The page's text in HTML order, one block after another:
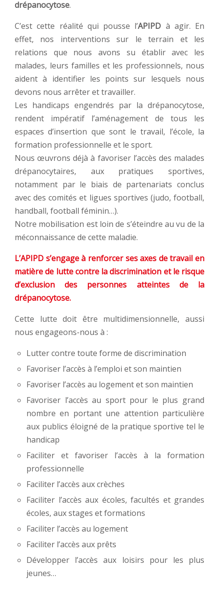
drépanocytose.
C’est cette réalité qui pousse l’APIPD à agir. En
effet, nos interventions sur le terrain et les
relations que nous avons su établir avec les
malades, leurs familles et les professionnels, nous
aident à identifier les points sur lesquels nous
devons nous arrêter et travailler.
Les handicaps engendrés par la drépanocytose,
rendent impératif l’aménagement de tous les
espaces d’insertion que sont le travail, l’école, la
formation professionnelle et le sport.
Nous œuvrons déjà à favoriser l’accès des malades
drépanocytaires, aux pratiques sportives,
notamment par le biais de partenariats conclus
avec des comités et ligues sportives (judo, football,
handball, football féminin…).
Notre mobilisation est loin de s’éteindre au vu de la
méconnaissance de cette maladie.
L’APIPD s’engage à renforcer ses axes de travail en
matière de lutte contre la discrimination et le risque
d’exclusion des personnes atteintes de la
drépanocytose.
Cette lutte doit être multidimensionnelle, aussi
nous engageons-nous à :
Lutter contre toute forme de discrimination
Favoriser l’accès à l’emploi et son maintien
Favoriser l’accès au logement et son maintien
Favoriser l’accès au sport pour le plus grand
nombre en portant une attention particulière
aux publics éloigné de la pratique sportive tel le
handicap
Faciliter et favoriser l’accès à la formation
professionnelle
Faciliter l’accès aux crèches
Faciliter l’accès aux écoles, facultés et grandes
écoles, aux stages et formations
Faciliter l’accès au logement
Faciliter l’accès aux prêts
Développer l’accès aux loisirs pour les plus
jeunes…